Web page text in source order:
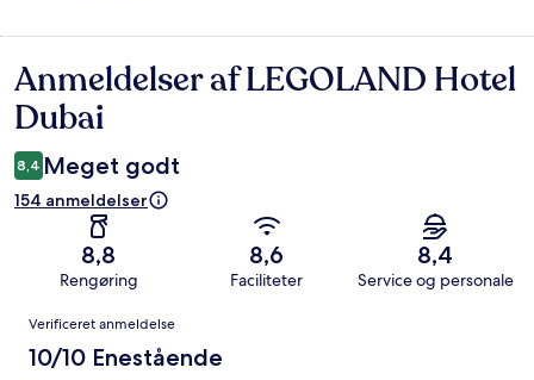
Anmeldelser
Anmeldelser af LEGOLAND Hotel
Dubai
8,4 Meget godt
154 anmeldelser
8,8
Rengøring
8,6
Faciliteter
8,4
Service og personale
Anmeldelser
Verificeret anmeldelse
10/10 Enestående